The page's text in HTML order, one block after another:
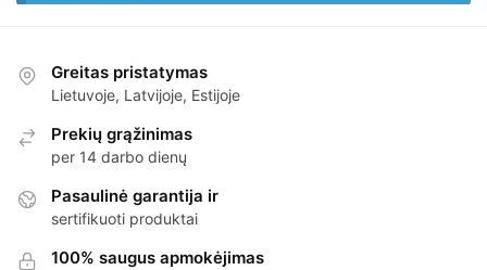
Greitas pristatymas
Lietuvoje, Latvijoje, Estijoje
Prekių grąžinimas
per 14 darbo dienų
Pasaulinė garantija ir
sertifikuoti produktai
100% saugus apmokėjimas